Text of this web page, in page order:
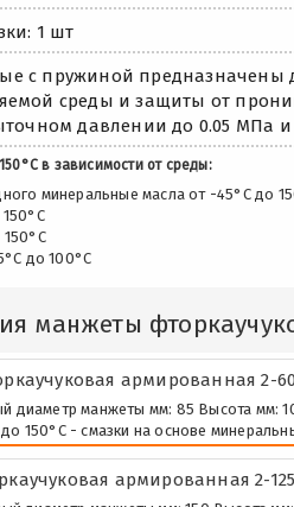
1 шт
с пружиной предназначены
среды и защиты от
давлении до 0.05 МПа
в зависимости от среды:
минеральные масла от -45°С до
до 100°С
манжеты
армированная 2-
диаметр манжеты мм: 85 Высота мм:
150°С - смазки на основе
армированная 2-